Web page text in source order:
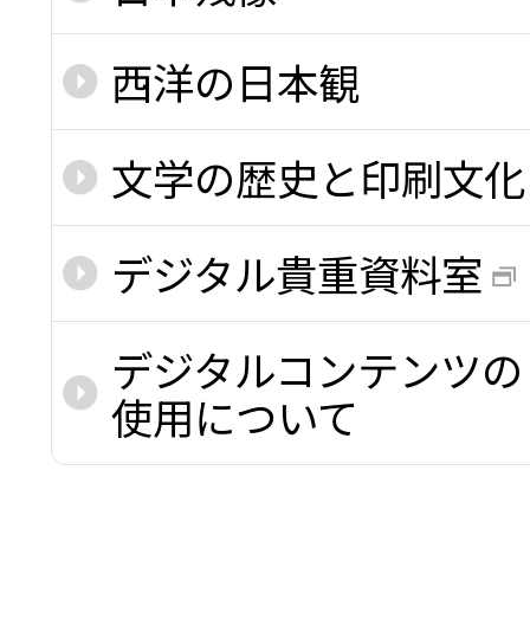
西洋の日本観
文学の歴史と印刷文化
デジタル貴重資料室
デジタルコンテンツの
使用について